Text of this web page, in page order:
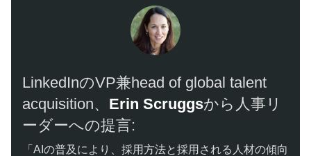
​​LinkedInのVP兼head of global talent
acquisition、​​ Erin Scruggs​​から人事リ
ーダーへの提言:
「AIの普及により、採用方法と採用される人材の傾向